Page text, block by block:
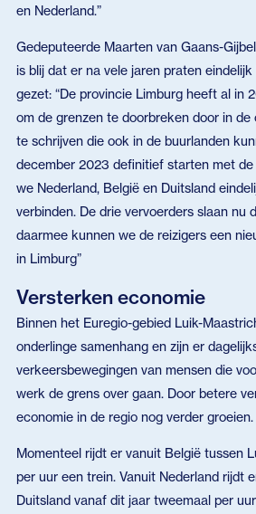
en Nederland.”
Gedeputeerde Maarten van Gaans-
is blij dat er na vele jaren praten
gezet: “De provincie Limburg heeft al in
om de grenzen te doorbreken door in
te schrijven die ook in de buurlanden
december 2023 definitief starten met
we Nederland, België en Duitsland
verbinden. De drie vervoerders slaan nu
daarmee kunnen we de reizigers een
in Limburg”
Versterken economie
Binnen het Euregio-gebied Luik-
onderlinge samenhang en zijn er
verkeersbewegingen van mensen die
werk de grens over gaan. Door betere
economie in de regio nog verder groeien.
Momenteel rijdt er vanuit België tussen
per uur een trein. Vanuit Nederland rijdt
Duitsland vanaf dit jaar tweemaal per